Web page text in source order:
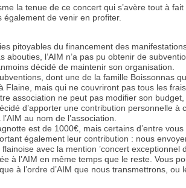
la tenue de ce concert qui s’avère tout à fait
de venir en profiter.
pitoyables du financement des
abouties, l’AIM n’a pas pu obtenir de
décidé de maintenir son organisation.
dont une de la famille Boissonnas
Flaine, mais qui ne couvriront pas tous les
association ne peut pas modifier son budget,
d’apporter une contribution personnelle à
au nom de l’association.
est de 1000€, mais certains d’entre
également leur contribution : nous
flainoise avec la mention ’concert exceptionnel
à l’AIM en même temps que le reste. Vous
à l’ordre d’AIM que nous transmettrons, ou